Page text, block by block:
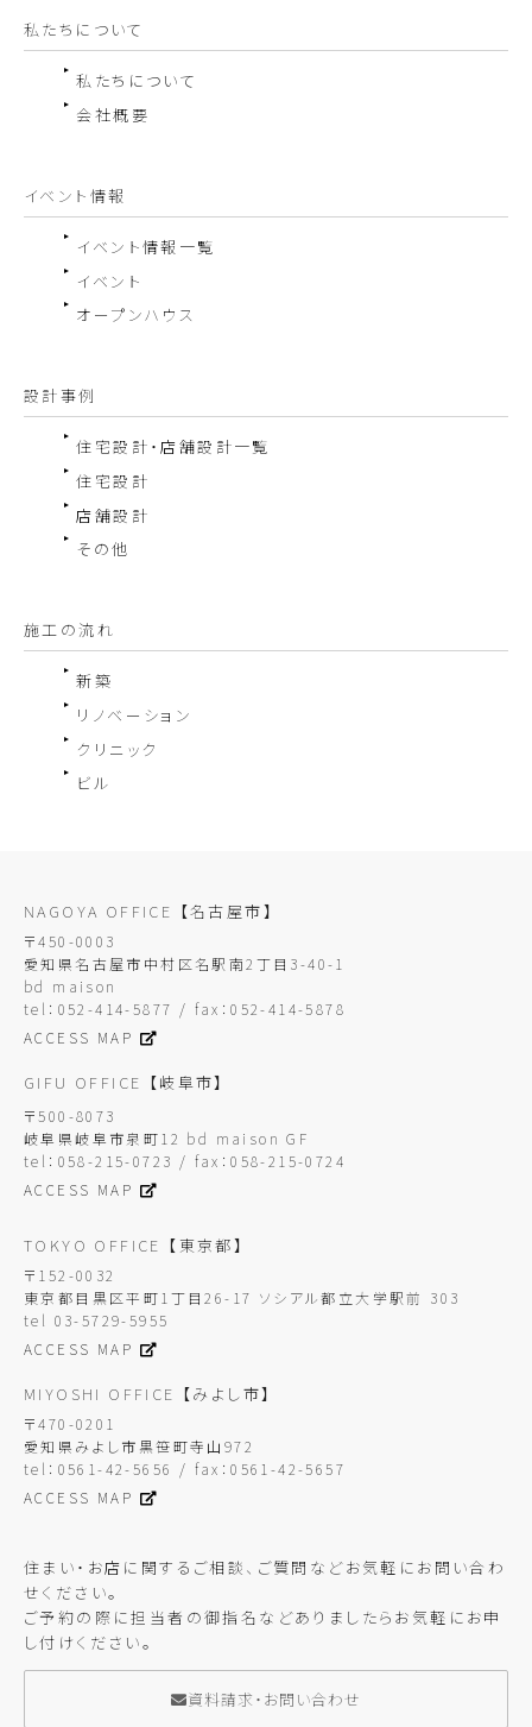
私たちについて
私たちについて
会社概要
イベント情報
イベント情報一覧
イベント
オープンハウス
設計事例
住宅設計・店舗設計一覧
住宅設計
店舗設計
その他
施工の流れ
新築
リノベーション
クリニック
ビル
NAGOYA OFFICE 【名古屋市】
〒450-0003
愛知県名古屋市中村区名駅南2丁目3-40-1
bd maison
tel：052-414-5877 / fax：052-414-5878
ACCESS MAP
GIFU OFFICE 【岐阜市】
〒500-8073
岐阜県岐阜市泉町12 bd maison GF
tel：058-215-0723 / fax：058-215-0724
ACCESS MAP
TOKYO OFFICE 【東京都】
〒152-0032
東京都目黒区平町1丁目26-17 ソシアル都立大学駅前 303
tel 03-5729-5955
ACCESS MAP
MIYOSHI OFFICE 【みよし市】
〒470-0201
愛知県みよし市黒笹町寺山972
tel：0561-42-5656 / fax：0561-42-5657
ACCESS MAP
住まい・お店に関するご相談、ご質問などお気軽にお問い合わ
せください。
ご予約の際に担当者の御指名などありましたらお気軽にお申
し付けください。
資料請求・お問い合わせ